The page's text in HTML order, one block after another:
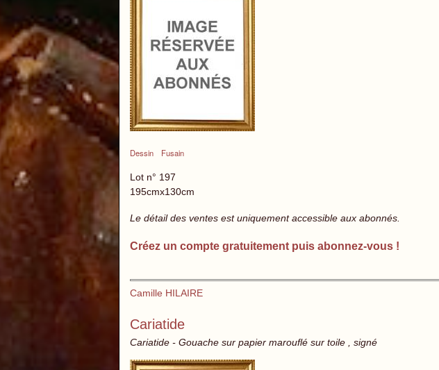
Dessin Fusain
Lot n° 197
195cmx130cm
Le détail des ventes est uniquement accessible aux abonnés.
Créez un compte gratuitement puis abonnez-vous !
Camille HILAIRE
Cariatide
Cariatide - Gouache sur papier marouflé sur toile , signé